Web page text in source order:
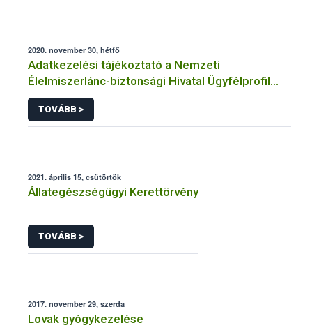
2020. november 30, hétfő
Adatkezelési tájékoztató a Nemzeti
Élelmiszerlánc-biztonsági Hivatal Ügyfélprofil
Rendszerben állatgyógyászati termékek
témakörben közhatalmi eljárásaihoz kapcsolódó
adatkezeléséhez
TOVÁBB >
2021. április 15, csütörtök
Állategészségügyi Kerettörvény
TOVÁBB >
2017. november 29, szerda
Lovak gyógykezelése